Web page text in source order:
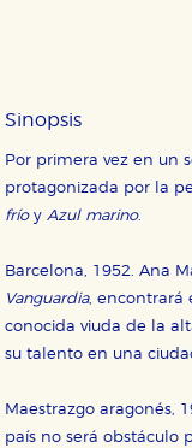
Sinopsis
Por primera vez en un
protagonizada por la
fríoyAzul marino.
Barcelona, 1952. Ana
Vanguardia, encontrará
conocida viuda de la
su talento en una
Maestrazgo aragonés,
país no será obstáculo